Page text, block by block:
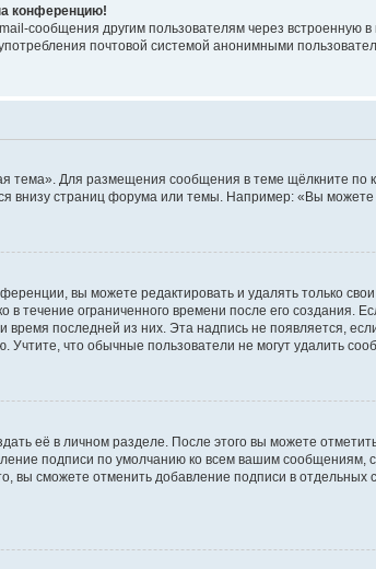
конференцию!
сообщения другим пользователям через
почтовой системой анонимными
тема». Для размещения сообщения в теме щёлкните по
внизу страниц форума или темы. Например: «Вы
вы можете редактировать и удалять только
в течение ограниченного времени после его создания.
время последней из них. Эта надпись не появляется,
что обычные пользователи не могут удалить
её в личном разделе. После этого вы можете
подписи по умолчанию ко всем вашим
вы сможете отменить добавление подписи в